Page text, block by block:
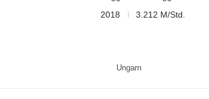
2018
3.212 M/Std.
Ungarn